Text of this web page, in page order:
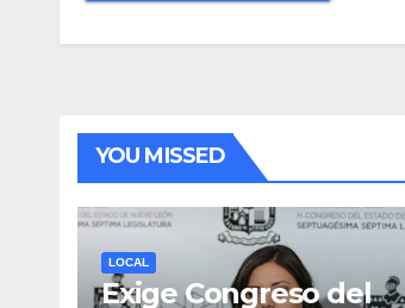
YOU MISSED
LOCAL
Exige Congreso del